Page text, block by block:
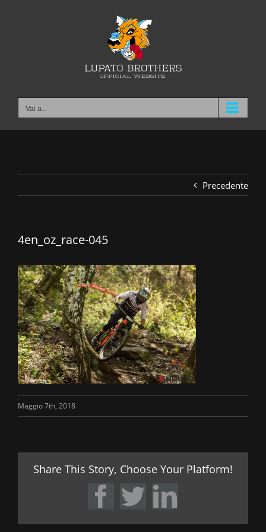
Vai a...
Precedente
4en_oz_race-045
Maggio 7th, 2018
Share This Story, Choose Your Platform!
Facebook
TwitterLinkedIn